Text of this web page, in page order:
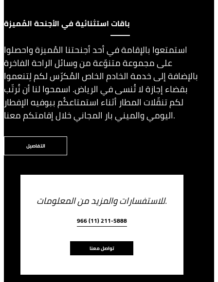
باقات استثنائية في الأجنحة المُميزة
استمتعوا بالإقامة في أحد أجنحتنا المُميزة واحصلوا
على مجموعة متنوّعة من وسائل الراحة الفاخرة
بالإضافة إلى خدمة الخادم الخاص المُكرّس لكم لِتنعموا
بقضاء إجازة لا تُنسى في الرياض. اسمحوا لنا أن نُرتّب
لكم تنقّلات المطار أثناء استمتاعكُم ببوفيه الإفطار
اليومي والميني بار المجاني خلال إقامتكم معنا.
التفاصيل
للاستفسارات والمزيد من المعلومات.
966 (11) 211-5888
تواصل معنا